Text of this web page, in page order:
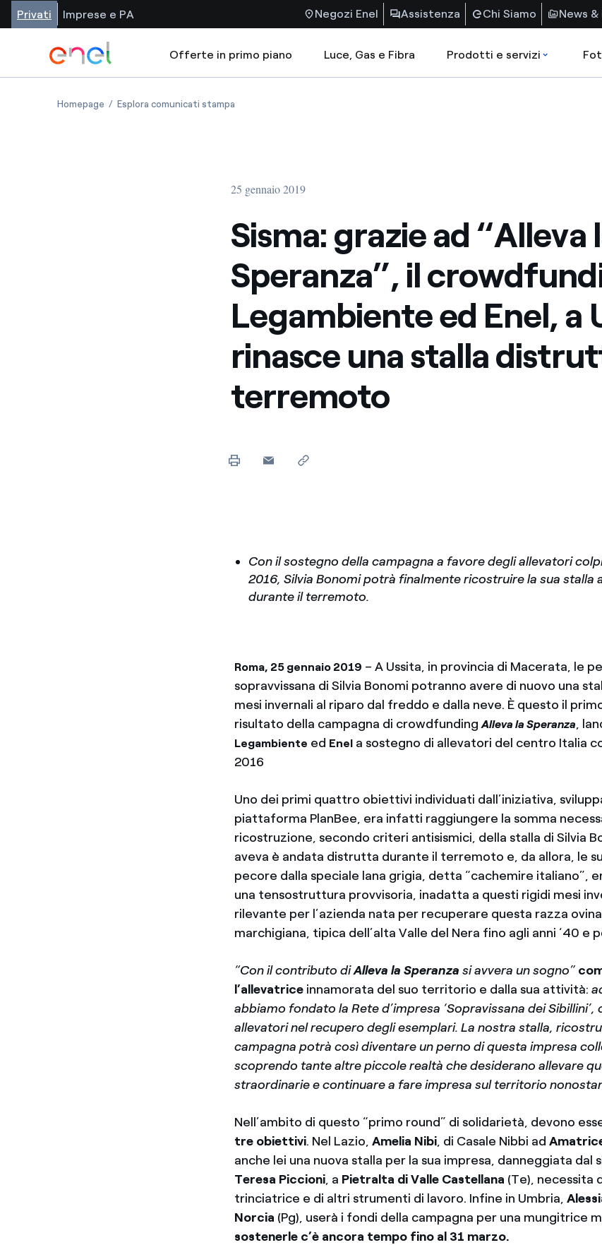
Privati Imprese e PA Negozi Enel Assistenza Chi Siamo News &
Offerte in primo piano Luce, Gas e Fibra Prodotti e servizi
Homepage Esplora comunicati stampa
25 gennaio 2019
Sisma: grazie ad “Alleva
Speranza”, il
Legambiente ed Enel, a
rinasce una stalla
terremoto
Con il sostegno della campagna a favore degli allevatori
2016, Silvia Bonomi potrà finalmente ricostruire la sua stalla
durante il terremoto.
Roma, 25 gennaio 2019 – A Ussita, in provincia di Macerata, le
sopravvissana di Silvia Bonomi potranno avere di nuovo una
mesi invernali al riparo dal freddo e dalla neve. È questo il
risultato della campagna di crowdfundingAlleva la Speranza,
Legambiente ed Enel a sostegno di allevatori del centro Italia
2016
Uno dei primi quattro obiettivi individuati dall’iniziativa,
piattaforma PlanBee, era infatti raggiungere la somma
ricostruzione, secondo criteri antisismici, della stalla di Silvia
aveva è andata distrutta durante il terremoto e, da allora, le
pecore dalla speciale lana grigia, detta “cachemire italiano”,
una tensostruttura provvisoria, inadatta a questi rigidi mesi
rilevante per l’azienda nata per recuperare questa razza
marchigiana, tipica dell’alta Valle del Nera fino agli anni ‘40 e
“Con il contributo diAlleva la Speranza si avvera un sogno”
l’allevatrice innamorata del suo territorio e dalla sua attività:
abbiamo fondato la Rete d’impresa ‘Sopravissana dei
allevatori nel recupero degli esemplari. La nostra stalla,
campagna potrà così diventare un perno di questa impresa
scoprendo tante altre piccole realtà che desiderano allevare
straordinarie e continuare a fare impresa sul territorio
Nell’ambito di questo “primo round” di solidarietà, devono
tre obiettivi. Nel Lazio,Amelia Nibi, di Casale Nibbi ad
anche lei una nuova stalla per la sua impresa, danneggiata dal
Teresa Piccioni, a Pietralta di Valle Castellana (Te), necessita
trinciatrice e di altri strumenti di lavoro. Infine in Umbria,
Norcia (Pg), userà i fondi della campagna per una mungitrice
sostenerle c’è ancora tempo fino al 31 marzo.